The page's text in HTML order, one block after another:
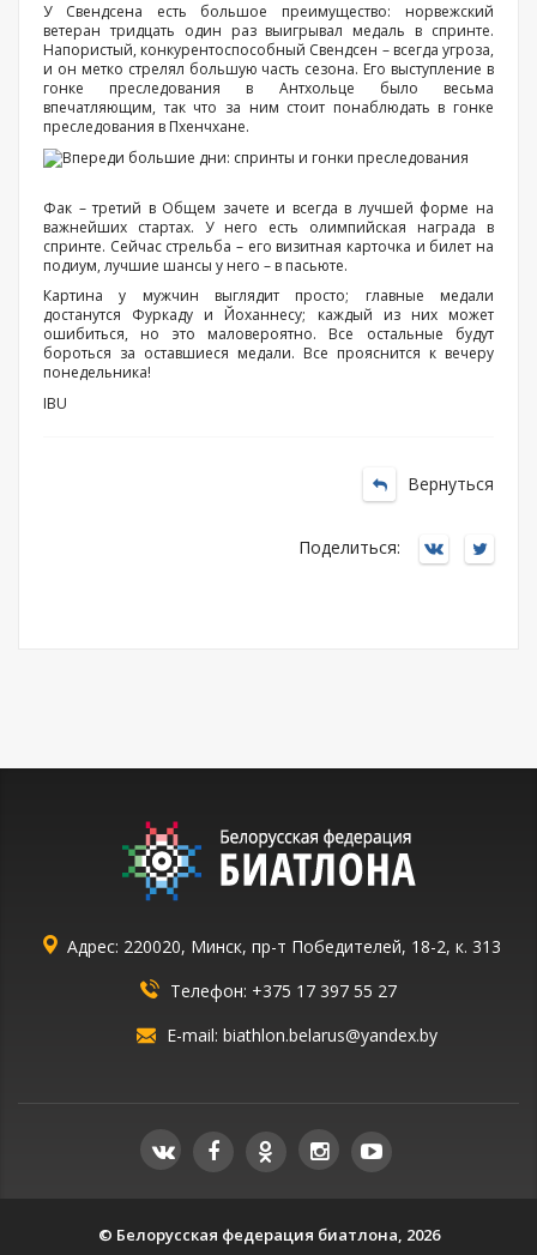
У Свендсена есть большое преимущество: норвежский
ветеран тридцать один раз выигрывал медаль в спринте.
Напористый, конкурентоспособный Свендсен – всегда угроза,
и он метко стрелял большую часть сезона. Его выступление в
гонке преследования в Антхольце было весьма
впечатляющим, так что за ним стоит понаблюдать в гонке
преследования в Пхенчхане.
Фак – третий в Общем зачете и всегда в лучшей форме на
важнейших стартах. У него есть олимпийская награда в
спринте. Сейчас стрельба – его визитная карточка и билет на
подиум, лучшие шансы у него – в пасьюте.
Картина у мужчин выглядит просто; главные медали
достанутся Фуркаду и Йоханнесу; каждый из них может
ошибиться, но это маловероятно. Все остальные будут
бороться за оставшиеся медали. Все прояснится к вечеру
понедельника!
IBU
Вернуться
Поделиться:
Адрес: 220020, Минск, пр-т Победителей, 18-2, к. 313
Телефон: +375 17 397 55 27
E-mail: biathlon.belarus@yandex.by
© Белорусская федерация биатлона, 2026